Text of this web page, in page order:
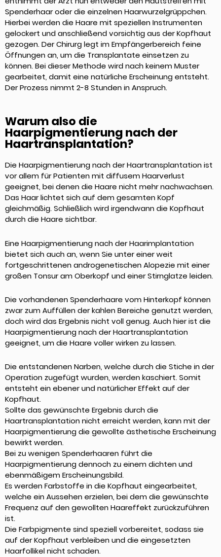
Spenderhaar oder die einzelnen Haarwurzelgrüppchen.
Hierbei werden die Haare mit speziellen Instrumenten
gelockert und anschließend vorsichtig aus der Kopfhaut
gezogen. Der Chirurg legt im Empfängerbereich feine
Öffnungen an, um die Transplantate einsetzen zu
können. Bei dieser Methode wird nach keinem Muster
gearbeitet, damit eine natürliche Erscheinung entsteht.
Der Prozess nimmt 2-8 Stunden in Anspruch.
Warum also die
Haarpigmentierung nach der
Haartransplantation?
Die Haarpigmentierung nach der Haartransplantation ist
vor allem für Patienten mit diffusem Haarverlust
geeignet, bei denen die Haare nicht mehr nachwachsen.
Das Haar lichtet sich auf dem gesamten Kopf
gleichmäßig. Schließlich wird irgendwann die Kopfhaut
durch die Haare sichtbar.
Eine Haarpigmentierung nach der Haarimplantation
bietet sich auch an, wenn Sie unter einer weit
fortgeschrittenen androgenetischen Alopezie mit einer
großen Tonsur am Oberkopf und einer Stirnglatze leiden.
Die vorhandenen Spenderhaare vom Hinterkopf können
zwar zum Auffüllen der kahlen Bereiche genutzt werden,
doch wird das Ergebnis nicht voll genug. Auch hier ist die
Haarpigmentierung nach der Haartransplantation
geeignet, um die Haare voller wirken zu lassen.
Die entstandenen Narben, welche durch die Stiche in der
Operation zugefügt wurden, werden kaschiert. Somit
entsteht ein ebener und natürlicher Effekt auf der
Kopfhaut.
Sollte das gewünschte Ergebnis durch die
Haartransplantation nicht erreicht werden, kann mit der
Haarpigmentierung die gewollte ästhetische Erscheinung
bewirkt werden.
Bei zu wenigen Spenderhaaren führt die
Haarpigmentierung dennoch zu einem dichten und
ebenmäßigem Erscheinungsbild.
Es werden Farbstoffe in die Kopfhaut eingearbeitet,
welche ein Aussehen erzielen, bei dem die gewünschte
Frequenz auf den gewollten Haareffekt zurückzuführen
ist.
Die Farbpigmente sind speziell vorbereitet, sodass sie
auf der Kopfhaut verbleiben und die eingesetzten
Haarfollikel nicht schaden.